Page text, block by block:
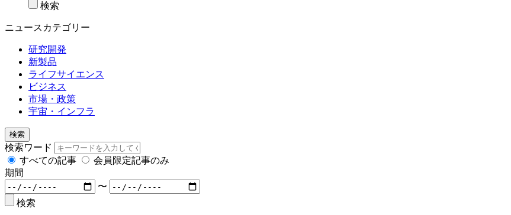
検索
ニュースカテゴリー
研究開発
新製品
ライフサイエンス
ビジネス
市場・政策
宇宙・インフラ
検索
検索ワード
すべての記事
会員限定記事のみ
期間
〜
検索